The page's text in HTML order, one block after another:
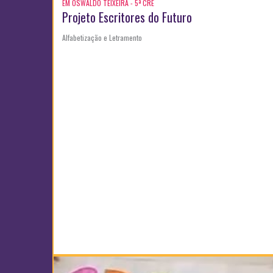
EM OSWALDO TEIXEIRA - 5ª CRE
Projeto Escritores do Futuro
Alfabetização e Letramento